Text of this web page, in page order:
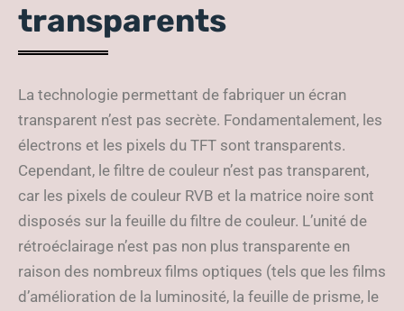
transparents
La technologie permettant de fabriquer un écran
transparent n’est pas secrète. Fondamentalement, les
électrons et les pixels du TFT sont transparents.
Cependant, le filtre de couleur n’est pas transparent,
car les pixels de couleur RVB et la matrice noire sont
disposés sur la feuille du filtre de couleur. L’unité de
rétroéclairage n’est pas non plus transparente en
raison des nombreux films optiques (tels que les films
d’amélioration de la luminosité, la feuille de prisme, le